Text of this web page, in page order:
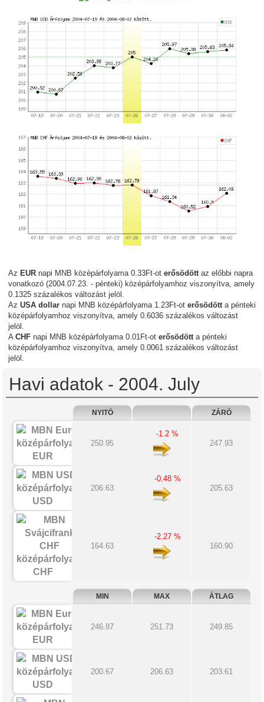
Az EUR napi MNB középárfolyama 0.33Ft-ot erősödött az előbbi napra
vonatkozó (2004.07.23. - pénteki) középárfolyamhoz viszonyítva, amely
0.1325 százalékos változást jelöl.
Az USA dollar napi MNB középárfolyama 1.23Ft-ot erősödött a pénteki
középárfolyamhoz viszonyítva, amely 0.6036 százalékos változást
jelöl.
A CHF napi MNB középárfolyama 0.01Ft-ot erősödött a pénteki
középárfolyamhoz viszonyítva, amely 0.0061 százalékos változást
jelöl.
Havi adatok - 2004. July
NYITÓ ZÁRÓ
EUR
250.95
-1.2 %
247.93
USD
206.63
-0.48 %
205.63
CHF
164.63
-2.27 %
160.90
MIN MAX ÁTLAG
EUR
246.87 251.73 249.85
USD
200.67 206.63 203.61